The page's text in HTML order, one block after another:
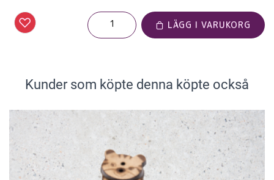
LÄGG I VARUKORG
Kunder som köpte denna köpte också